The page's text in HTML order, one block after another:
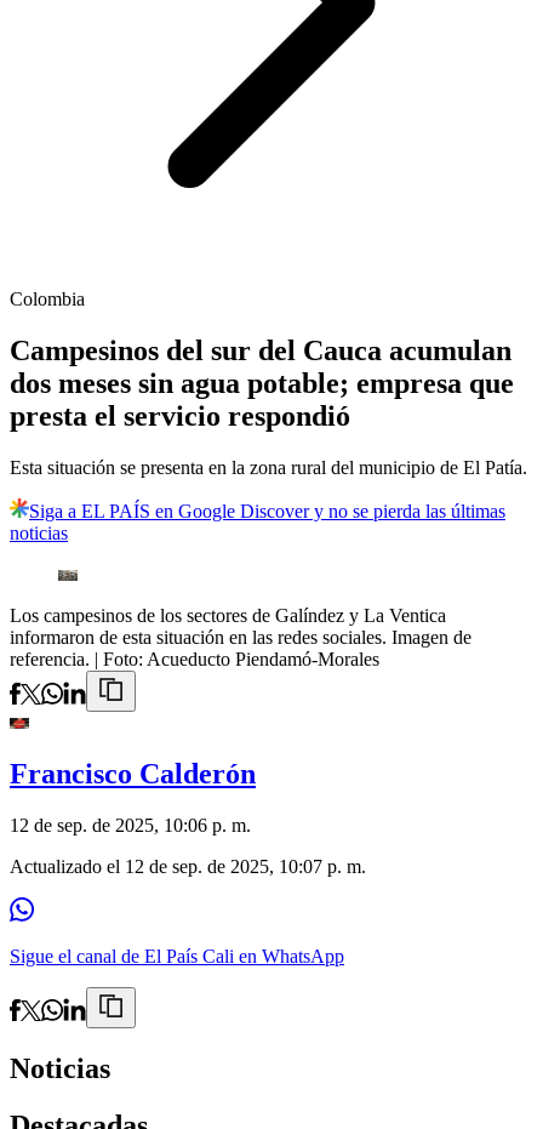
Colombia
Campesinos del sur del Cauca acumulan
dos meses sin agua potable; empresa que
presta el servicio respondió
Esta situación se presenta en la zona rural del municipio de El Patía.
Siga a EL PAÍS en Google Discover y no se pierda las últimas
noticias
Los campesinos de los sectores de Galíndez y La Ventica
informaron de esta situación en las redes sociales. Imagen de
referencia. | Foto: Acueducto Piendamó-Morales
Francisco Calderón
12 de sep. de 2025, 10:06 p. m.
Actualizado el 12 de sep. de 2025, 10:07 p. m.
Sigue el canal de El País Cali en WhatsApp
Noticias